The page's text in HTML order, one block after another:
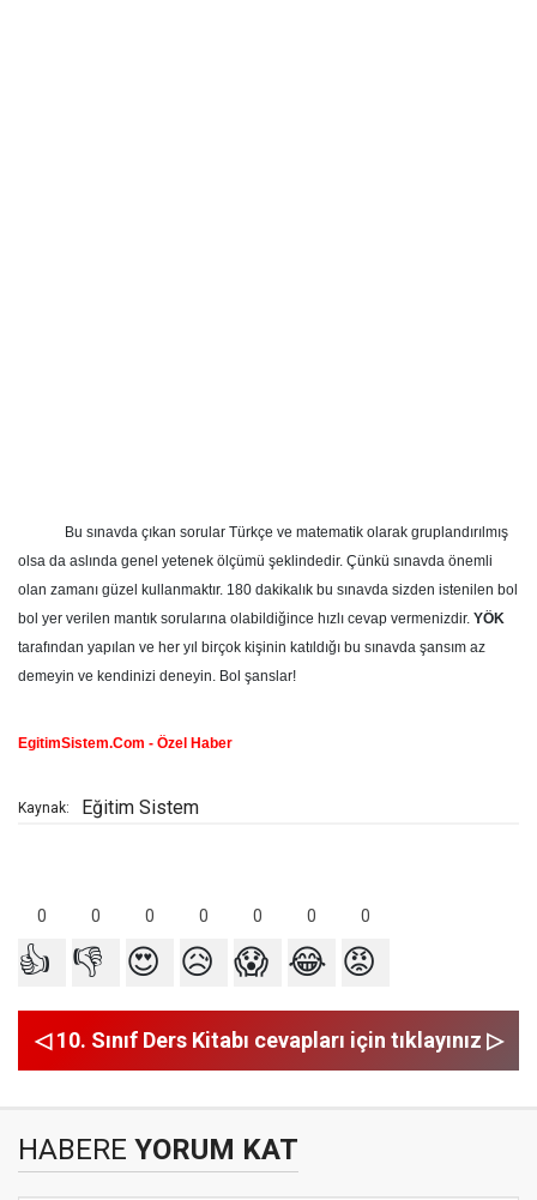
Bu sınavda çıkan sorular Türkçe ve matematik olarak gruplandırılmış
olsa da aslında genel yetenek ölçümü şeklindedir. Çünkü sınavda önemli
olan zamanı güzel kullanmaktır. 180 dakikalık bu sınavda sizden istenilen bol
bol yer verilen mantık sorularına olabildiğince hızlı cevap vermenizdir. YÖK
tarafından yapılan ve her yıl birçok kişinin katıldığı bu sınavda şansım az
demeyin ve kendinizi deneyin. Bol şanslar!
EgitimSistem.Com - Özel Haber
Kaynak: Eğitim Sistem
0 0 0 0 0 0 0
👍 👎 😍 😥 😱 😂 😡
◁ 10. Sınıf Ders Kitabı cevapları için tıklayınız ▷
HABERE YORUM KAT